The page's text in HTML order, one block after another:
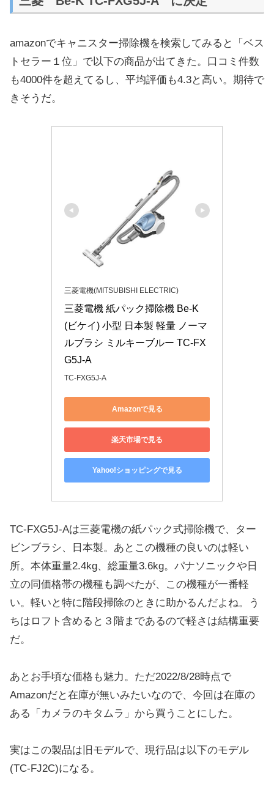
amazonでキャニスター掃除機を検索してみると「ベス
トセラー１位」で以下の商品が出てきた。口コミ件数
も4000件を超えてるし、平均評価も4.3と高い。期待で
きそうだ。
三菱電機(MITSUBISHI ELECTRIC)
三菱電機 紙パック掃除機 Be-K
(ビケイ) 小型 日本製 軽量 ノーマ
ルブラシ ミルキーブルー TC-FX
G5J-A
TC-FXG5J-A
Amazonで見る
楽天市場で見る
Yahoo!ショッピングで見る
TC-FXG5J-Aは三菱電機の紙パック式掃除機で、ター
ビンブラシ、日本製。あとこの機種の良いのは軽い
所。本体重量2.4kg、総重量3.6kg。パナソニックや日
立の同価格帯の機種も調べたが、この機種が一番軽
い。軽いと特に階段掃除のときに助かるんだよね。う
ちはロフト含めると３階まであるので軽さは結構重要
だ。
あとお手頃な価格も魅力。ただ2022/8/28時点で
Amazonだと在庫が無いみたいなので、今回は在庫の
ある「カメラのキタムラ」から買うことにした。
実はこの製品は旧モデルで、現行品は以下のモデル
(TC-FJ2C)になる。